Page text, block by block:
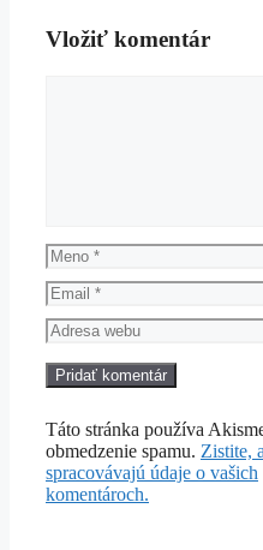
Vložiť komentár
Meno
Email
Adresa
webu
Táto stránka používa
obmedzenie spamu. Zistite,
spracovávajú údaje o vašich
komentároch.